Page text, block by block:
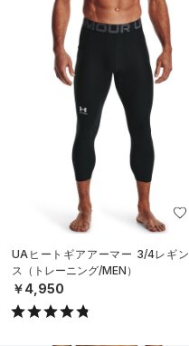
UAヒートギアアーマー 3/4レギン
ス（トレーニング/MEN）
￥4,950